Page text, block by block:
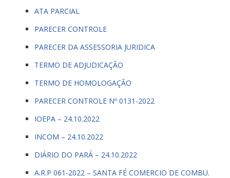
ATA PARCIAL
PARECER CONTROLE
PARECER DA ASSESSORIA JURIDICA
TERMO DE ADJUDICAÇÃO
TERMO DE HOMOLOGAÇÃO
PARECER CONTROLE Nº 0131-2022
IOEPA – 24.10.2022
INCOM – 24.10.2022
DIÁRIO DO PARÁ – 24.10.2022
A.R.P 061-2022 – SANTA FÉ COMERCIO DE COMBU.